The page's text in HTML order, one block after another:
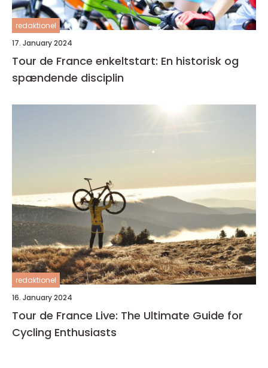
redaktionel
17. January 2024
Tour de France enkeltstart: En historisk og
spændende disciplin
redaktionel
16. January 2024
Tour de France Live: The Ultimate Guide for
Cycling Enthusiasts